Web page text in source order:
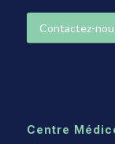
Contactez-
Centre